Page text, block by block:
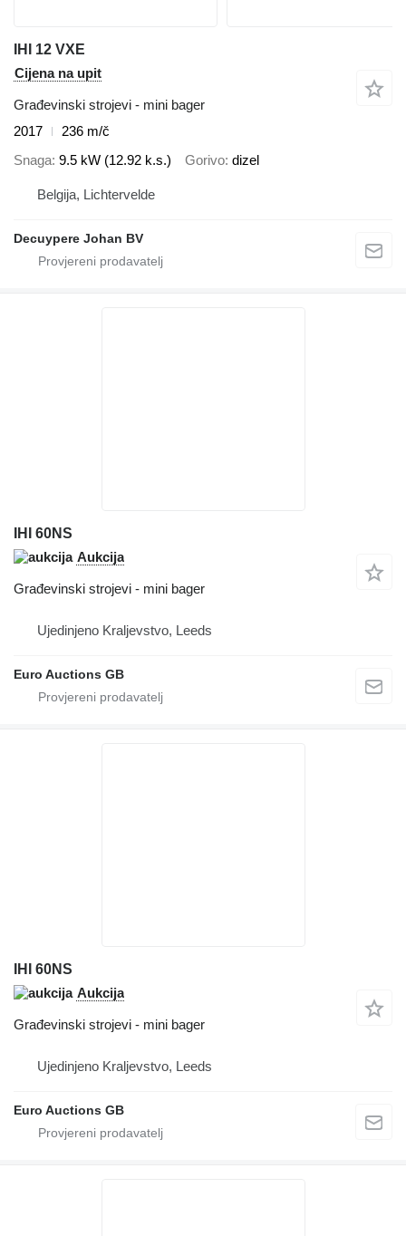
IHI 12 VXE
Cijena na upit
Građevinski strojevi - mini bager
2017
236 m/č
Snaga 9.5 kW (12.92 k.s.) Gorivo dizel
Belgija, Lichtervelde
Decuypere Johan BV
IHI 60NS
Aukcija
Građevinski strojevi - mini bager
Ujedinjeno Kraljevstvo, Leeds
Euro Auctions GB
IHI 60NS
Aukcija
Građevinski strojevi - mini bager
Ujedinjeno Kraljevstvo, Leeds
Euro Auctions GB